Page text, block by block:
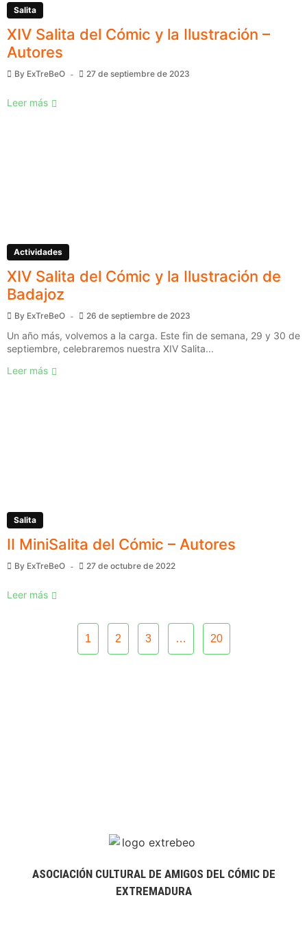
Salita
XIV Salita del Cómic y la Ilustración –
Autores
By ExTreBeO 27 de septiembre de 2023
Leer más
Actividades
XIV Salita del Cómic y la Ilustración de
Badajoz
By ExTreBeO 26 de septiembre de 2023
Un año más, volvemos a la carga. Este fin de semana, 29 y 30 de
septiembre, celebraremos nuestra XIV Salita...
Leer más
Salita
II MiniSalita del Cómic – Autores
By ExTreBeO 27 de octubre de 2022
Leer más
1 2 3 … 20
ASOCIACIÓN CULTURAL DE AMIGOS DEL CÓMIC DE
EXTREMADURA